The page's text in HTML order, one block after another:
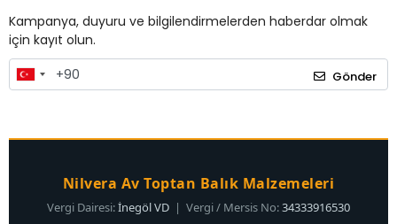
Kampanya, duyuru ve bilgilendirmelerden haberdar olmak
için kayıt olun.
Gönder
Nilvera Av Toptan Balık Malzemeleri
Vergi Dairesi:İnegöl VD | Vergi / Mersis No:34333916530